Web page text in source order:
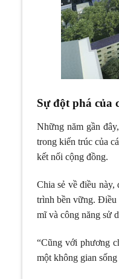
Sự đột phá của
Những năm gần
trong kiến trúc của
kết nối cộng đồng.
Chia sẻ về điều
trình bền vững. Điều
mĩ và công năng sử
“Cũng với phương
một không gian